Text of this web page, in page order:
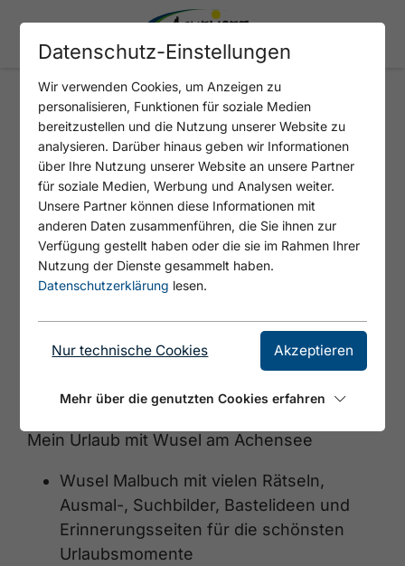
🗵
"Wusel-Wassergeist"
Malbuch für Kinder
Mein Urlaub mit Wusel am Achensee
Wusel Malbuch mit vielen Rätseln,
Ausmal-, Suchbilder, Bastelideen und
Erinnerungsseiten für die schönsten
Urlaubsmomente
Datenschutz-Einstellungen
Wir verwenden Cookies, um Anzeigen zu
personalisieren, Funktionen für soziale Medien
bereitzustellen und die Nutzung unserer Website zu
analysieren. Darüber hinaus geben wir Informationen
über Ihre Nutzung unserer Website an unsere Partner
für soziale Medien, Werbung und Analysen weiter.
Unsere Partner können diese Informationen mit
anderen Daten zusammenführen, die Sie ihnen zur
Verfügung gestellt haben oder die sie im Rahmen Ihrer
Nutzung der Dienste gesammelt haben.
Datenschutzerklärung lesen.
Nur technische Cookies Akzeptieren
Mehr über die genutzten Cookies erfahren